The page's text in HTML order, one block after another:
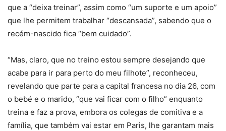
que a “deixa treinar”, assim como “um suporte e um apoio”
que lhe permitem trabalhar “descansada”, sabendo que o
recém-nascido fica “bem cuidado”.
“Mas, claro, que no treino estou sempre desejando que
acabe para ir para perto do meu filhote”, reconheceu,
revelando que parte para a capital francesa no dia 26, com
o bebé e o marido, “que vai ficar com o filho” enquanto
treina e faz a prova, embora os colegas de comitiva e a
família, que também vai estar em Paris, lhe garantam mais